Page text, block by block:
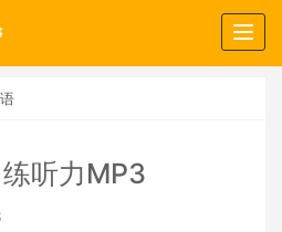
听力MP3